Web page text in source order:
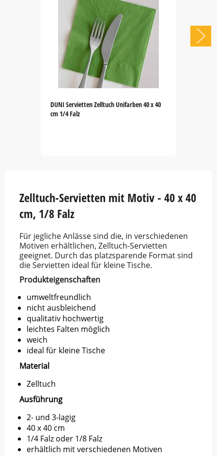
DUNI Servietten Zelltuch Unifarben 40 x 40
cm 1/4 Falz
Zelltuch-Servietten mit Motiv - 40 x 40
cm, 1/8 Falz
Für jegliche Anlässe sind die, in verschiedenen
Motiven erhältlichen, Zelltuch-Servietten
geeignet. Durch das platzsparende Format sind
die Servietten ideal für kleine Tische.
Produkteigenschaften
umweltfreundlich
nicht ausbleichend
qualitativ hochwertig
leichtes Falten möglich
weich
ideal für kleine Tische
Material
Zelltuch
Ausführung
2- und 3-lagig
40 x 40 cm
1/4 Falz oder 1/8 Falz
erhältlich mit verschiedenen Motiven